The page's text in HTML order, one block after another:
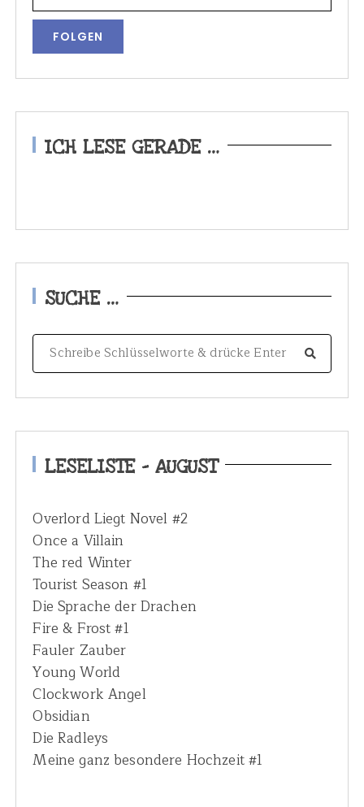
ICH LESE GERADE …
SUCHE …
S
e
c
h
f
r
:
LESELISTE – AUGUST
Overlord Liegt Novel #2
Once a Villain
The red Winter
Tourist Season #1
Die Sprache der Drachen
Fire & Frost #1
Fauler Zauber
Young World
Clockwork Angel
Obsidian
Die Radleys
Meine ganz besondere Hochzeit #1